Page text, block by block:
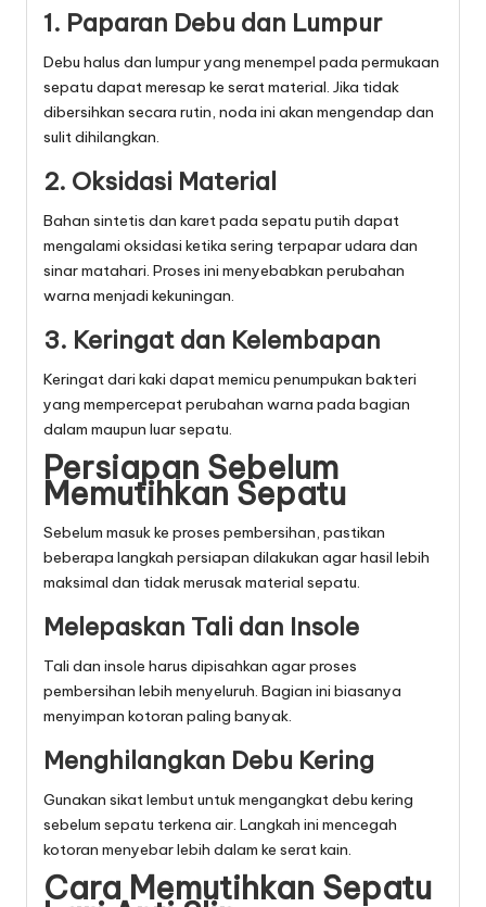
1. Paparan Debu dan Lumpur
Debu halus dan lumpur yang menempel pada permukaan
sepatu dapat meresap ke serat material. Jika tidak
dibersihkan secara rutin, noda ini akan mengendap dan
sulit dihilangkan.
2. Oksidasi Material
Bahan sintetis dan karet pada sepatu putih dapat
mengalami oksidasi ketika sering terpapar udara dan
sinar matahari. Proses ini menyebabkan perubahan
warna menjadi kekuningan.
3. Keringat dan Kelembapan
Keringat dari kaki dapat memicu penumpukan bakteri
yang mempercepat perubahan warna pada bagian
dalam maupun luar sepatu.
Persiapan Sebelum
Memutihkan Sepatu
Sebelum masuk ke proses pembersihan, pastikan
beberapa langkah persiapan dilakukan agar hasil lebih
maksimal dan tidak merusak material sepatu.
Melepaskan Tali dan Insole
Tali dan insole harus dipisahkan agar proses
pembersihan lebih menyeluruh. Bagian ini biasanya
menyimpan kotoran paling banyak.
Menghilangkan Debu Kering
Gunakan sikat lembut untuk mengangkat debu kering
sebelum sepatu terkena air. Langkah ini mencegah
kotoran menyebar lebih dalam ke serat kain.
Cara Memutihkan Sepatu